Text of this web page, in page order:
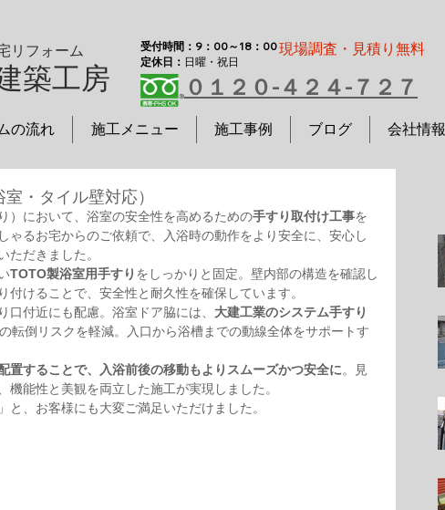
リフォーム
築工房
受付時間：9：00～18：00
定休日： 日曜・祝日
現場調査・見積り無料
０１２０-４２４-７２７
の流れ 施工メニュー 施工事例 ブログ 会社情報
・タイル壁対応）
）において、浴室の安全性を高めるための手すり取付け工事を
ゃるお宅からのご依頼で、入浴時の動作をより安全に、安心し
ただきました。
TOTO製浴室用手すり をしっかりと固定。壁内部の構造を確認し
付けることで、安全性と耐久性を確保しています。
口付近にも配慮。浴室ドア脇には、 大建工業のシステム手すり
転倒リスクを軽減。入口から浴槽までの動線全体をサポートす
置することで、入浴前後の移動もよりスムーズかつ安全に。見
能性と美観を両立した施工が実現しました。
と、お客様にも大変ご満足いただけました。